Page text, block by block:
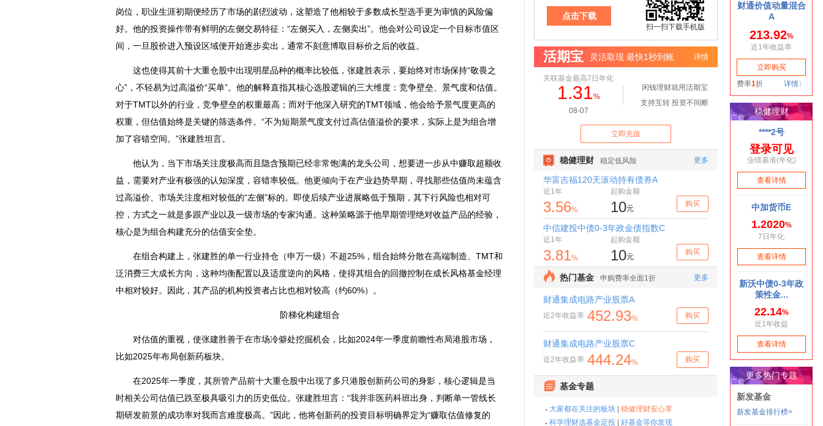
岗位，职业生涯初期便经历了市场的剧烈波动，这塑造了他相较于多数成长型选手更为审慎的风险偏
好。他的投资操作带有鲜明的左侧交易特征：“左侧买入，左侧卖出”。他会对公司设定一个目标市值区
间，一旦股价进入预设区域便开始逐步卖出，通常不刻意博取目标价之后的收益。
这也使得其前十大重仓股中出现明星品种的概率比较低，张建胜表示，要始终对市场保持“敬畏之
心”，不轻易为过高溢价“买单”。他的解释直指其核心选股逻辑的三大维度：竞争壁垒、景气度和估值。
对于TMT以外的行业，竞争壁垒的权重最高；而对于他深入研究的TMT领域，他会给予景气度更高的
权重，但估值始终是关键的筛选条件。“不为短期景气度支付过高估值溢价的要求，实际上是为组合增
加了容错空间。”张建胜坦言。
他认为，当下市场关注度极高而且隐含预期已经非常饱满的龙头公司，想要进一步从中赚取超额收
益，需要对产业有极强的认知深度，容错率较低。他更倾向于在产业趋势早期，寻找那些估值尚未蕴含
过高溢价、市场关注度相对较低的“左侧”标的。即使后续产业进展略低于预期，其下行风险也相对可
控，方式之一就是多跟产业以及一级市场的专家沟通。这种策略源于他早期管理绝对收益产品的经验，
核心是为组合构建充分的估值安全垫。
在组合构建上，张建胜的单一行业持仓（申万一级）不超25%，组合始终分散在高端制造、TMT和
泛消费三大成长方向，这种均衡配置以及适度逆向的风格，使得其组合的回撤控制在成长风格基金经理
中相对较好。因此，其产品的机构投资者占比也相对较高（约60%）。
阶梯化构建组合
对估值的重视，使张建胜善于在市场冷僻处挖掘机会，比如2024年一季度前瞻性布局港股市场，
比如2025年布局创新药板块。
在2025年一季度，其所管产品前十大重仓股中出现了多只港股创新药公司的身影，核心逻辑是当
时相关公司估值已跌至极具吸引力的历史低位。张建胜坦言：“我并非医药科班出身，判断单一管线长
期研发前景的成功率对我而言难度极高。”因此，他将创新药的投资目标明确界定为“赚取估值修复的